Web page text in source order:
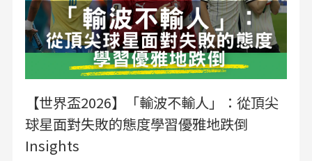
【世界盃2026】「輸波不輸人」：從頂尖
球星面對失敗的態度學習優雅地跌倒
Insights